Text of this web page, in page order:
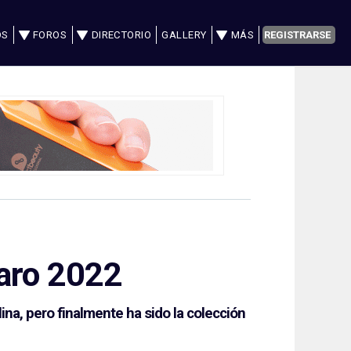
FOROS DIRECTORIO GALLERY MÁS REGISTRARSE
2022
pero finalmente ha sido la colección